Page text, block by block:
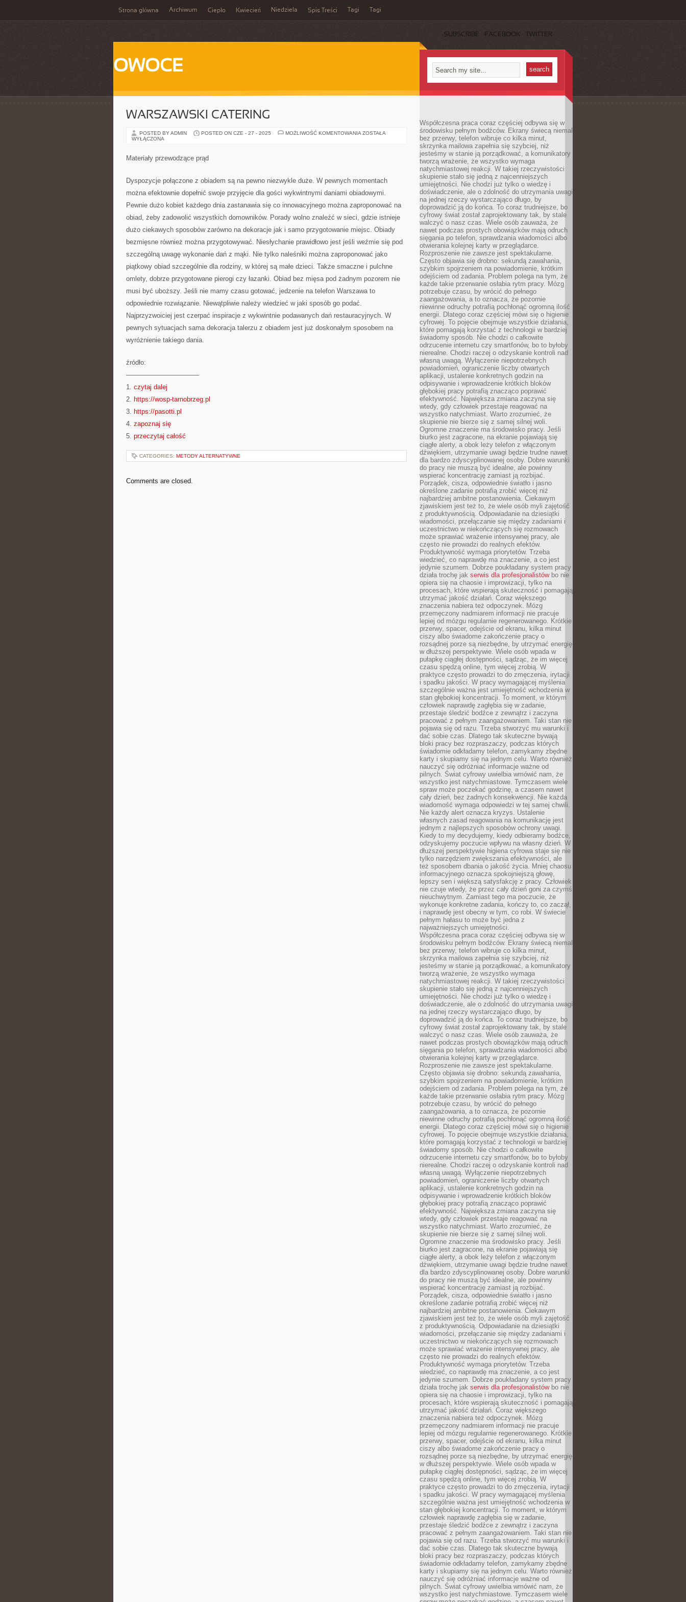
Strona główna Archiwum Ciepło Kwiecień Niedziela Spis Treści Tagi Tagi
SUBSCRIBE FACEBOOK TWITTER
OWOCE
WARSZAWSKI CATERING
POSTED BY ADMIN POSTED ON CZE - 27 - 2025 MOŻLIWOŚĆ KOMENTOWANIA WARSZAWSKI
ZOSTAŁA
WYŁĄCZONA
Materiały przewodzące prąd
Dyspozycje połączone z obiadem są na pewno niezwykle duże. W pewnych momentach
można efektownie dopełnić swoje przyjęcie dla gości wykwintnymi daniami obiadowymi.
Pewnie dużo kobiet każdego dnia zastanawia się co innowacyjnego można zaproponować na
obiad, żeby zadowolić wszystkich domowników. Porady wolno znaleźć w sieci, gdzie istnieje
dużo ciekawych sposobów zarówno na dekoracje jak i samo przygotowanie miejsc. Obiady
bezmięsne również można przygotowywać. Niesłychanie prawidłowo jest jeśli weźmie się pod
szczególną uwagę wykonanie dań z mąki. Nie tylko naleśniki można zaproponować jako
piątkowy obiad szczególnie dla rodziny, w której są małe dzieci. Także smaczne i pulchne
omlety, dobrze przygotowane pierogi czy łazanki. Obiad bez mięsa pod żadnym pozorem nie
musi być uboższy. Jeśli nie mamy czasu gotować, jedzenie na telefon Warszawa to
odpowiednie rozwiązanie. Niewątpliwie należy wiedzieć w jaki sposób go podać.
Najprzyzwoiciej jest czerpać inspiracje z wykwintnie podawanych dań restauracyjnych. W
pewnych sytuacjach sama dekoracja talerzu z obiadem jest już doskonałym sposobem na
wyróżnienie takiego dania.
źródło:
———————————
1. czytaj dalej
2. https://wosp-tarnobrzeg.pl
3. https://pasotti.pl
4. zapoznaj się
5. przeczytaj całość
CATEGORIES: METODY ALTERNATYWNE
Comments are closed.
Współczesna praca coraz częściej odbywa się w
środowisku pełnym bodźców. Ekrany świecą niemal
bez przerwy, telefon wibruje co kilka minut,
skrzynka mailowa zapełnia się szybciej, niż
jesteśmy w stanie ją porządkować, a komunikatory
tworzą wrażenie, że wszystko wymaga
natychmiastowej reakcji. W takiej rzeczywistości
skupienie stało się jedną z najcenniejszych
umiejętności. Nie chodzi już tylko o wiedzę i
doświadczenie, ale o zdolność do utrzymania uwagi
na jednej rzeczy wystarczająco długo, by
doprowadzić ją do końca. To coraz trudniejsze, bo
cyfrowy świat został zaprojektowany tak, by stale
walczyć o nasz czas. Wiele osób zauważa, że
nawet podczas prostych obowiązków mają odruch
sięgania po telefon, sprawdzania wiadomości albo
otwierania kolejnej karty w przeglądarce.
Rozproszenie nie zawsze jest spektakularne.
Często objawia się drobno: sekundą zawahania,
szybkim spojrzeniem na powiadomienie, krótkim
odejściem od zadania. Problem polega na tym, że
każde takie przerwanie osłabia rytm pracy. Mózg
potrzebuje czasu, by wrócić do pełnego
zaangażowania, a to oznacza, że pozornie
niewinne odruchy potrafią pochłonąć ogromną ilość
energii. Dlatego coraz częściej mówi się o higienie
cyfrowej. To pojęcie obejmuje wszystkie działania,
które pomagają korzystać z technologii w bardziej
świadomy sposób. Nie chodzi o całkowite
odrzucenie internetu czy smartfonów, bo to byłoby
nierealne. Chodzi raczej o odzyskanie kontroli nad
własną uwagą. Wyłączenie niepotrzebnych
powiadomień, ograniczenie liczby otwartych
aplikacji, ustalenie konkretnych godzin na
odpisywanie i wprowadzenie krótkich bloków
głębokiej pracy potrafią znacząco poprawić
efektywność. Największa zmiana zaczyna się
wtedy, gdy człowiek przestaje reagować na
wszystko natychmiast. Warto zrozumieć, że
skupienie nie bierze się z samej silnej woli.
Ogromne znaczenie ma środowisko pracy. Jeśli
biurko jest zagracone, na ekranie pojawiają się
ciągłe alerty, a obok leży telefon z włączonym
dźwiękiem, utrzymanie uwagi będzie trudne nawet
dla bardzo zdyscyplinowanej osoby. Dobre warunki
do pracy nie muszą być idealne, ale powinny
wspierać koncentrację zamiast ją rozbijać.
Porządek, cisza, odpowiednie światło i jasno
określone zadanie potrafią zrobić więcej niż
najbardziej ambitne postanowienia. Ciekawym
zjawiskiem jest też to, że wiele osób myli zajętość
z produktywnością. Odpowiadanie na dziesiątki
wiadomości, przełączanie się między zadaniami i
uczestnictwo w niekończących się rozmowach
może sprawiać wrażenie intensywnej pracy, ale
często nie prowadzi do realnych efektów.
Produktywność wymaga priorytetów. Trzeba
wiedzieć, co naprawdę ma znaczenie, a co jest
jedynie szumem. Dobrze poukładany system pracy
działa trochę jak serwis dla profesjonalistówbo nie
opiera się na chaosie i improwizacji, tylko na
procesach, które wspierają skuteczność i pomagają
utrzymać jakość działań. Coraz większego
znaczenia nabiera też odpoczynek. Mózg
przemęczony nadmiarem informacji nie pracuje
lepiej od mózgu regularnie regenerowanego. Krótkie
przerwy, spacer, odejście od ekranu, kilka minut
ciszy albo świadome zakończenie pracy o
rozsądnej porze są niezbędne, by utrzymać energię
w dłuższej perspektywie. Wiele osób wpada w
pułapkę ciągłej dostępności, sądząc, że im więcej
czasu spędzą online, tym więcej zrobią. W
praktyce często prowadzi to do zmęczenia, irytacji
i spadku jakości. W pracy wymagającej myślenia
szczególnie ważna jest umiejętność wchodzenia w
stan głębokiej koncentracji. To moment, w którym
człowiek naprawdę zagłębia się w zadanie,
przestaje śledzić bodźce z zewnątrz i zaczyna
pracować z pełnym zaangażowaniem. Taki stan nie
pojawia się od razu. Trzeba stworzyć mu warunki i
dać sobie czas. Dlatego tak skuteczne bywają
bloki pracy bez rozpraszaczy, podczas których
świadomie odkładamy telefon, zamykamy zbędne
karty i skupiamy się na jednym celu. Warto również
nauczyć się odróżniać informacje ważne od
pilnych. Świat cyfrowy uwielbia wmówić nam, że
wszystko jest natychmiastowe. Tymczasem wiele
spraw może poczekać godzinę, a czasem nawet
cały dzień, bez żadnych konsekwencji. Nie każda
wiadomość wymaga odpowiedzi w tej samej chwili.
Nie każdy alert oznacza kryzys. Ustalenie
własnych zasad reagowania na komunikację jest
jednym z najlepszych sposobów ochrony uwagi.
Kiedy to my decydujemy, kiedy odbieramy bodźce,
odzyskujemy poczucie wpływu na własny dzień. W
dłuższej perspektywie higiena cyfrowa staje się nie
tylko narzędziem zwiększania efektywności, ale
też sposobem dbania o jakość życia. Mniej chaosu
informacyjnego oznacza spokojniejszą głowę,
lepszy sen i większą satysfakcję z pracy. Człowiek
nie czuje wtedy, że przez cały dzień goni za czymś
nieuchwytnym. Zamiast tego ma poczucie, że
wykonuje konkretne zadania, kończy to, co zaczął,
i naprawdę jest obecny w tym, co robi. W świecie
pełnym hałasu to może być jedna z
najważniejszych umiejętności.
Współczesna praca coraz częściej odbywa się w
środowisku pełnym bodźców. Ekrany świecą niemal
bez przerwy, telefon wibruje co kilka minut,
skrzynka mailowa zapełnia się szybciej, niż
jesteśmy w stanie ją porządkować, a komunikatory
tworzą wrażenie, że wszystko wymaga
natychmiastowej reakcji. W takiej rzeczywistości
skupienie stało się jedną z najcenniejszych
umiejętności. Nie chodzi już tylko o wiedzę i
doświadczenie, ale o zdolność do utrzymania uwagi
na jednej rzeczy wystarczająco długo, by
doprowadzić ją do końca. To coraz trudniejsze, bo
cyfrowy świat został zaprojektowany tak, by stale
walczyć o nasz czas. Wiele osób zauważa, że
nawet podczas prostych obowiązków mają odruch
sięgania po telefon, sprawdzania wiadomości albo
otwierania kolejnej karty w przeglądarce.
Rozproszenie nie zawsze jest spektakularne.
Często objawia się drobno: sekundą zawahania,
szybkim spojrzeniem na powiadomienie, krótkim
odejściem od zadania. Problem polega na tym, że
każde takie przerwanie osłabia rytm pracy. Mózg
potrzebuje czasu, by wrócić do pełnego
zaangażowania, a to oznacza, że pozornie
niewinne odruchy potrafią pochłonąć ogromną ilość
energii. Dlatego coraz częściej mówi się o higienie
cyfrowej. To pojęcie obejmuje wszystkie działania,
które pomagają korzystać z technologii w bardziej
świadomy sposób. Nie chodzi o całkowite
odrzucenie internetu czy smartfonów, bo to byłoby
nierealne. Chodzi raczej o odzyskanie kontroli nad
własną uwagą. Wyłączenie niepotrzebnych
powiadomień, ograniczenie liczby otwartych
aplikacji, ustalenie konkretnych godzin na
odpisywanie i wprowadzenie krótkich bloków
głębokiej pracy potrafią znacząco poprawić
efektywność. Największa zmiana zaczyna się
wtedy, gdy człowiek przestaje reagować na
wszystko natychmiast. Warto zrozumieć, że
skupienie nie bierze się z samej silnej woli.
Ogromne znaczenie ma środowisko pracy. Jeśli
biurko jest zagracone, na ekranie pojawiają się
ciągłe alerty, a obok leży telefon z włączonym
dźwiękiem, utrzymanie uwagi będzie trudne nawet
dla bardzo zdyscyplinowanej osoby. Dobre warunki
do pracy nie muszą być idealne, ale powinny
wspierać koncentrację zamiast ją rozbijać.
Porządek, cisza, odpowiednie światło i jasno
określone zadanie potrafią zrobić więcej niż
najbardziej ambitne postanowienia. Ciekawym
zjawiskiem jest też to, że wiele osób myli zajętość
z produktywnością. Odpowiadanie na dziesiątki
wiadomości, przełączanie się między zadaniami i
uczestnictwo w niekończących się rozmowach
może sprawiać wrażenie intensywnej pracy, ale
często nie prowadzi do realnych efektów.
Produktywność wymaga priorytetów. Trzeba
wiedzieć, co naprawdę ma znaczenie, a co jest
jedynie szumem. Dobrze poukładany system pracy
działa trochę jak serwis dla profesjonalistówbo nie
opiera się na chaosie i improwizacji, tylko na
procesach, które wspierają skuteczność i pomagają
utrzymać jakość działań. Coraz większego
znaczenia nabiera też odpoczynek. Mózg
przemęczony nadmiarem informacji nie pracuje
lepiej od mózgu regularnie regenerowanego. Krótkie
przerwy, spacer, odejście od ekranu, kilka minut
ciszy albo świadome zakończenie pracy o
rozsądnej porze są niezbędne, by utrzymać energię
w dłuższej perspektywie. Wiele osób wpada w
pułapkę ciągłej dostępności, sądząc, że im więcej
czasu spędzą online, tym więcej zrobią. W
praktyce często prowadzi to do zmęczenia, irytacji
i spadku jakości. W pracy wymagającej myślenia
szczególnie ważna jest umiejętność wchodzenia w
stan głębokiej koncentracji. To moment, w którym
człowiek naprawdę zagłębia się w zadanie,
przestaje śledzić bodźce z zewnątrz i zaczyna
pracować z pełnym zaangażowaniem. Taki stan nie
pojawia się od razu. Trzeba stworzyć mu warunki i
dać sobie czas. Dlatego tak skuteczne bywają
bloki pracy bez rozpraszaczy, podczas których
świadomie odkładamy telefon, zamykamy zbędne
karty i skupiamy się na jednym celu. Warto również
nauczyć się odróżniać informacje ważne od
pilnych. Świat cyfrowy uwielbia wmówić nam, że
wszystko jest natychmiastowe. Tymczasem wiele